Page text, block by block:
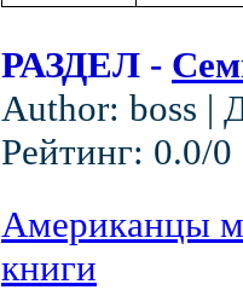
РАЗДЕЛ -
Author: boss |
Рейтинг: 0.0/
Американцы
книги